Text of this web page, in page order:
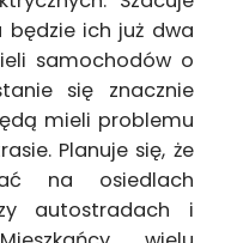
będzie ich już dwa
samochodów o
się znacznie
mieli problemu
Planuje się, że
na osiedlach
autostradach i